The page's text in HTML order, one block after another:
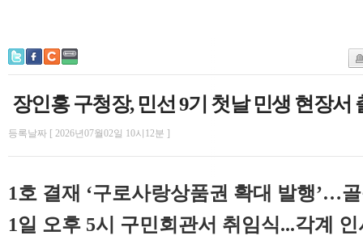
장인홍 구청장, 민선 9기 첫날 민생 현장서
등록날짜 [ 2026년07월02일 10시12분 ]
1호 결재 ‘구로사랑상품권 확대 발행’…
1일 오후 5시 구민회관서 취임식...각계